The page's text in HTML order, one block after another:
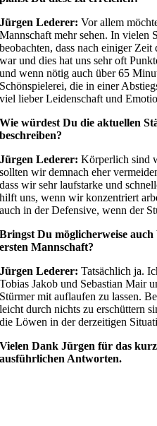
Jürgen Lederer: Vor allem
Mannschaft mehr sehen. In vielen
beobachten, dass nach einiger
war und dies hat uns sehr oft
und wenn nötig auch über 65
Schönspielerei, die in einer
viel lieber Leidenschaft und
Wie würdest Du die aktuellen
beschreiben?
Jürgen Lederer: Körperlich sind
sollten wir demnach eher
dass wir sehr laufstarke und
hilft uns, wenn wir konzentriert
auch in der Defensive, wenn der
Bringst Du möglicherweise
ersten Mannschaft?
Jürgen Lederer: Tatsächlich ja.
Tobias Jakob und Sebastian Mair
Stürmer mit auflaufen zu lassen.
leicht durch nichts zu erschüttern
die Löwen in der derzeitigen
Vielen Dank Jürgen für das
ausführlichen Antworten.